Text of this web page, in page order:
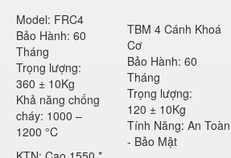
Model: FRC4
Bảo Hành: 60
Tháng
Trọng lượng:
360 ± 10Kg
Khả năng chống
cháy: 1000 –
1200 °C
TBM 4 Cánh Khoá
Cơ
Bảo Hành: 60
Tháng
Trọng lượng:
120 ± 10Kg
Tính Năng: An Toàn
- Bảo Mật